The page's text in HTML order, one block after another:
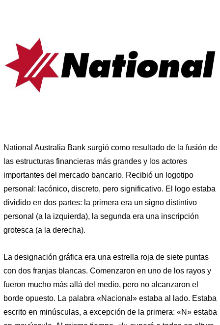
National Australia Bank surgió como resultado de la fusión de
las estructuras financieras más grandes y los actores
importantes del mercado bancario. Recibió un logotipo
personal: lacónico, discreto, pero significativo. El logo estaba
dividido en dos partes: la primera era un signo distintivo
personal (a la izquierda), la segunda era una inscripción
grotesca (a la derecha).
La designación gráfica era una estrella roja de siete puntas
con dos franjas blancas. Comenzaron en uno de los rayos y
fueron mucho más allá del medio, pero no alcanzaron el
borde opuesto. La palabra «Nacional» estaba al lado. Estaba
escrito en minúsculas, a excepción de la primera: «N» estaba